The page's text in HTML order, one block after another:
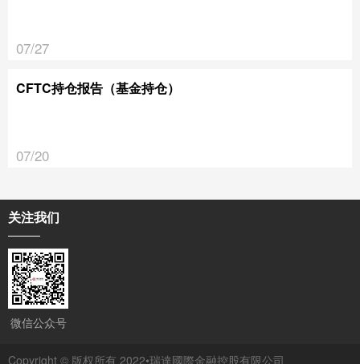
07/27
CFTC持仓报告（基金持仓）
07/20
关注我们
微信公众号
Copyright © 版权所有 2022•瑞達國際金融控股有限公司